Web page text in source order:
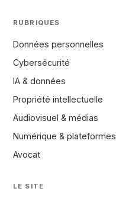
RUBRIQUES
Données personnelles
Cybersécurité
IA & données
Propriété intellectuelle
Audiovisuel & médias
Numérique & plateformes
Avocat
LE SITE